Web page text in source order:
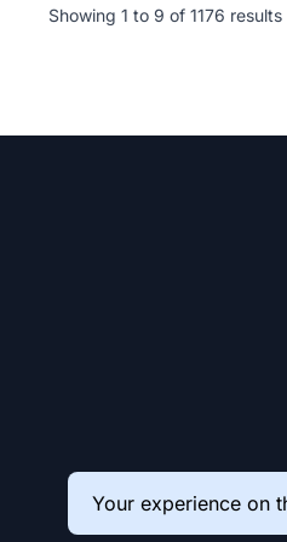
Showing 1 to 9 of 1176 results
Your experience on